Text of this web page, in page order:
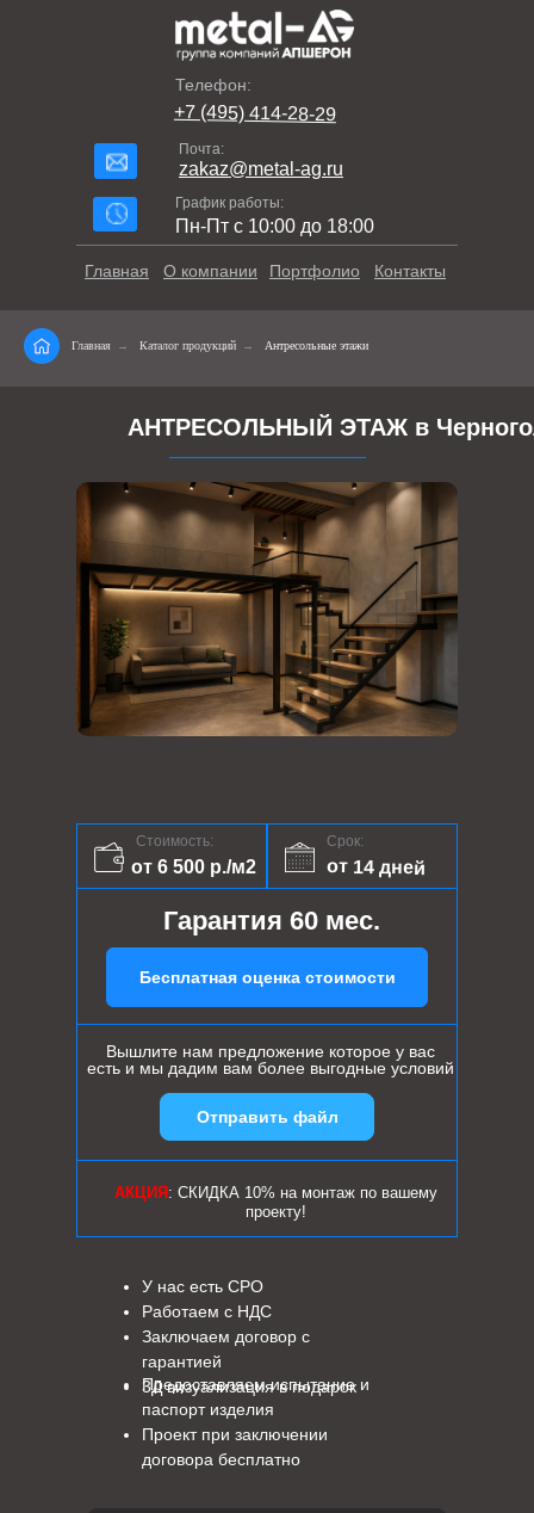
Телефон:
+7 (495) 414-28-29
Почта:
zakaz@metal-ag.ru
График работы:
Пн-Пт с 10:00 до 18:00
Контакты
Портфолио
О компании
Главная
Главная → Каталог продукций → Антресольные этажи
АНТРЕСОЛЬНЫЙ ЭТАЖ в
Срок:
от 14 дней
Стоимость:
от 6 500 р./м2
Гарантия 60 мес.
Бесплатная оценка стоимости
Вышлите нам предложение которое у вас
есть и мы дадим вам более выгодные условий
АКЦИЯ : СКИДКА 10% на монтаж по вашему
проекту!
Предоставляем испытание и
паспорт изделия
Проект при заключении
договора бесплатно
У нас есть СРО
Работаем с НДС
Заключаем договор с
гарантией
3Д визуализация в подарок
Отправить файл